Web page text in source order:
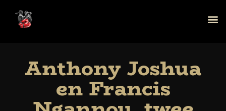
Anthony Joshua
en Francis